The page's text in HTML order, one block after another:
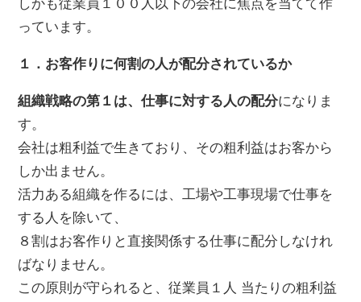
しかも従業員１００人以下の会社に焦点を当てて作
っています。
１．お客作りに何割の人が配分されているか
組織戦略の第１は、仕事に対する人の配分になりま
す。
会社は粗利益で生きており、その粗利益はお客から
しか出ません。
活力ある組織を作るには、工場や工事現場で仕事を
する人を除いて、
８割はお客作りと直接関係する仕事に配分しなけれ
ばなりません。
この原則が守られると、従業員１人 当たりの粗利益